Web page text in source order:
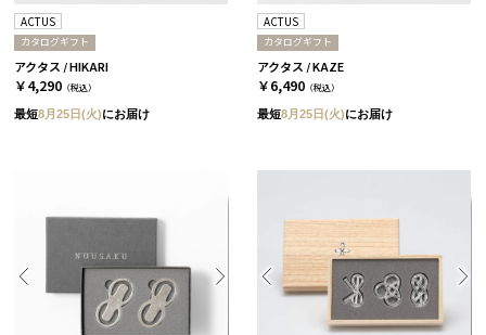
ACTUS
カタログギフト
アクタス / HIKARI
￥4,290 （税込）
最短8月25日(火)にお届け
ACTUS
カタログギフト
アクタス / KAZE
￥6,490 （税込）
最短8月25日(火)にお届け